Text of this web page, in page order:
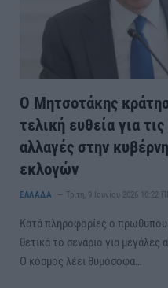
Ο Μητσοτάκης
τελική ευθεία για
αλλαγές στην
εκλογών
ΕΛΛΑΔΑ Τρίτη, 9 Ιουνίου 2026 10:22
Κατά πληροφορίες ο
θετικά το σενάριο για μεγάλες
Ο κόσμος λέει θυμόσοφα…